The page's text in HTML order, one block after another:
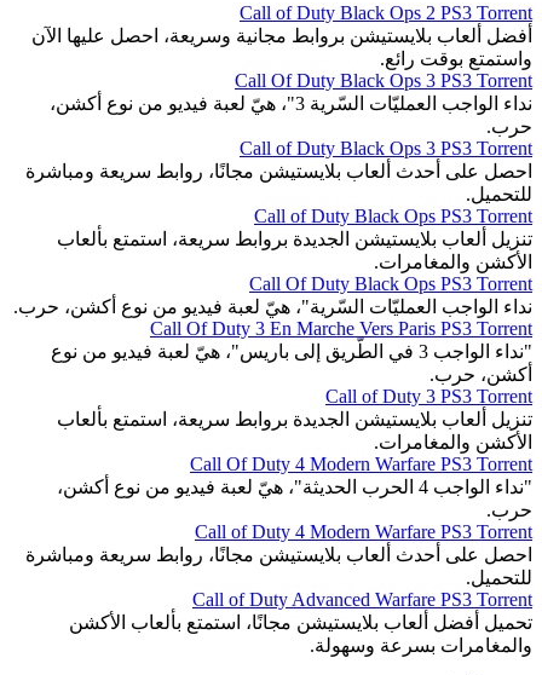
Call of Duty Black Ops 2 PS3 Torrent
أفضل ألعاب بلايستيشن بروابط مجانية وسريعة، احصل عليها الآن
واستمتع بوقت رائع.
Call Of Duty Black Ops 3 PS3 Torrent
نداء الواجب العمليّات السّرية 3"، هيّ لعبة فيديو من نوع أكشن،
حرب.
Call of Duty Black Ops 3 PS3 Torrent
احصل على أحدث ألعاب بلايستيشن مجانًا، روابط سريعة ومباشرة
للتحميل.
Call of Duty Black Ops PS3 Torrent
تنزيل ألعاب بلايستيشن الجديدة بروابط سريعة، استمتع بألعاب
الأكشن والمغامرات.
Call Of Duty Black Ops PS3 Torrent
نداء الواجب العمليّات السّرية"، هيّ لعبة فيديو من نوع أكشن، حرب.
Call Of Duty 3 En Marche Vers Paris PS3 Torrent
"نداء الواجب 3 في الطّريق إلى باريس"، هيّ لعبة فيديو من نوع
أكشن، حرب.
Call of Duty 3 PS3 Torrent
تنزيل ألعاب بلايستيشن الجديدة بروابط سريعة، استمتع بألعاب
الأكشن والمغامرات.
Call Of Duty 4 Modern Warfare PS3 Torrent
"نداء الواجب 4 الحرب الحديثة"، هيّ لعبة فيديو من نوع أكشن،
حرب.
Call of Duty 4 Modern Warfare PS3 Torrent
احصل على أحدث ألعاب بلايستيشن مجانًا، روابط سريعة ومباشرة
للتحميل.
Call of Duty Advanced Warfare PS3 Torrent
تحميل أفضل ألعاب بلايستيشن مجانًا، استمتع بألعاب الأكشن
والمغامرات بسرعة وسهولة.